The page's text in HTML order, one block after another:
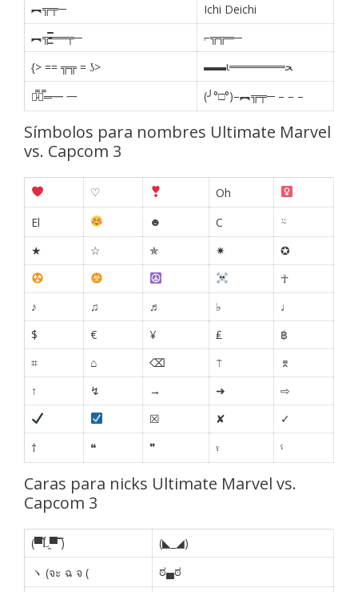
︻╦╤─
Ichi Deichi
︻╦̵̵͇̿̿̿̿══╤─
⌐╦╦═─
{> == ╦╦ = ʖ>
▬▬ι═══════ﺤ
【̷̿┻̿═━ 一
(╯°□°)–︻╦╤─ – – –
Símbolos para nombres Ultimate Marvel
vs. Capcom 3
♡
Oh
El
☻ C
⍨
★
☆ ✯ ✷
✪
☥
♪
♫ ♬ ♭
♩
$
€ ¥ ₤
฿
⌗
⌂ ⌫ ⍑
⌆
↑
↯ → ➜
⇨
☒
✘
✓
†
❝ ❞ ˠ ˤ
Caras para nicks Ultimate Marvel vs.
Capcom 3
(▀̿Ĺ̯▀̿ ̿)
(◣_◢)
ヽ (จะ ฉ จ (
ಠ▄ಠ